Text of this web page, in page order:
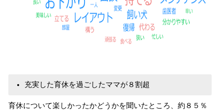
充実した育休を過ごしたママが８割超
育休について楽しかったかどうかを聞いたところ、約８５％